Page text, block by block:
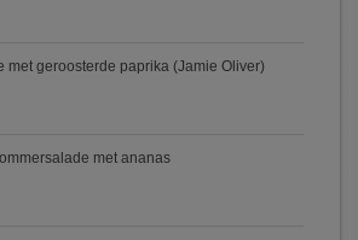
met geroosterde paprika (Jamie Oliver)
met ananas